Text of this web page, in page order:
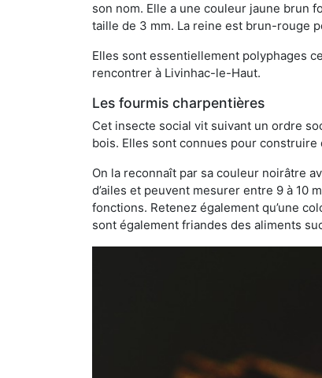
son nom. Elle a une couleur jaune brun
taille de 3 mm. La reine est brun-rouge
Elles sont essentiellement polyphages
rencontrer à Livinhac-le-Haut.
Les fourmis charpentières
Cet insecte social vit suivant un ordre
bois. Elles sont connues pour
On la reconnaît par sa couleur noirâtre
d’ailes et peuvent mesurer entre 9 à 10
fonctions. Retenez également qu’une
sont également friandes des aliments